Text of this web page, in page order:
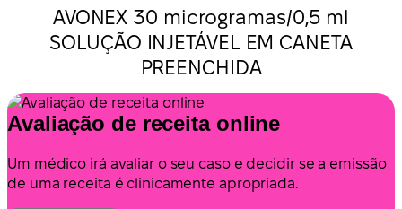
AVONEX 30 microgramas/0,5 ml
SOLUÇÃO INJETÁVEL EM CANETA
PREENCHIDA
Avaliação de receita online
Um médico irá avaliar o seu caso e decidir se a emissão
de uma receita é clinicamente apropriada.